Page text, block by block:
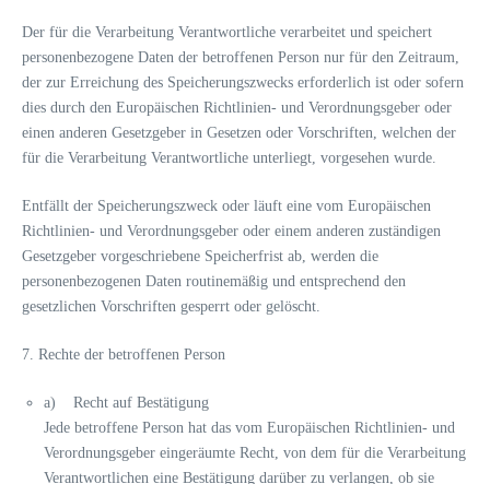
Der für die Verarbeitung Verantwortliche verarbeitet und speichert
personenbezogene Daten der betroffenen Person nur für den Zeitraum,
der zur Erreichung des Speicherungszwecks erforderlich ist oder sofern
dies durch den Europäischen Richtlinien- und Verordnungsgeber oder
einen anderen Gesetzgeber in Gesetzen oder Vorschriften, welchen der
für die Verarbeitung Verantwortliche unterliegt, vorgesehen wurde.
Entfällt der Speicherungszweck oder läuft eine vom Europäischen
Richtlinien- und Verordnungsgeber oder einem anderen zuständigen
Gesetzgeber vorgeschriebene Speicherfrist ab, werden die
personenbezogenen Daten routinemäßig und entsprechend den
gesetzlichen Vorschriften gesperrt oder gelöscht.
7. Rechte der betroffenen Person
a) Recht auf Bestätigung
Jede betroffene Person hat das vom Europäischen Richtlinien- und
Verordnungsgeber eingeräumte Recht, von dem für die Verarbeitung
Verantwortlichen eine Bestätigung darüber zu verlangen, ob sie